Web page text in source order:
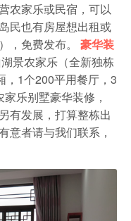
农家乐或民宿，可以
民也有房屋想出租或
），免费发布。 豪华装
景农家乐（全新独栋
，1个200平用餐厅，3
乐别墅豪华装修，
有发展，打算整栋出
意者请与我们联系，